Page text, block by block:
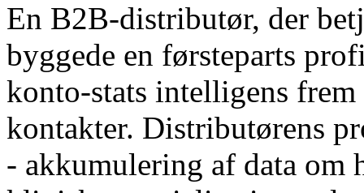
En B2B-distributør, der
byggede en førsteparts
konto-stats intelligens
kontakter. Distributørens
- akkumulering af data om